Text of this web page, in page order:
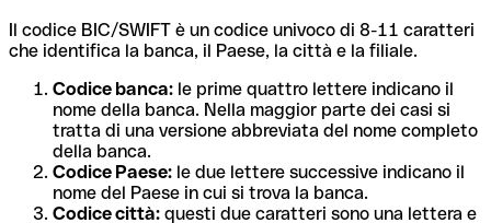
Il codice BIC/SWIFT è un codice univoco di 8-11 caratteri
che identifica la banca, il Paese, la città e la filiale.
Codice banca: le prime quattro lettere indicano il
nome della banca. Nella maggior parte dei casi si
tratta di una versione abbreviata del nome completo
della banca.
Codice Paese: le due lettere successive indicano il
nome del Paese in cui si trova la banca.
Codice città: questi due caratteri sono una lettera e